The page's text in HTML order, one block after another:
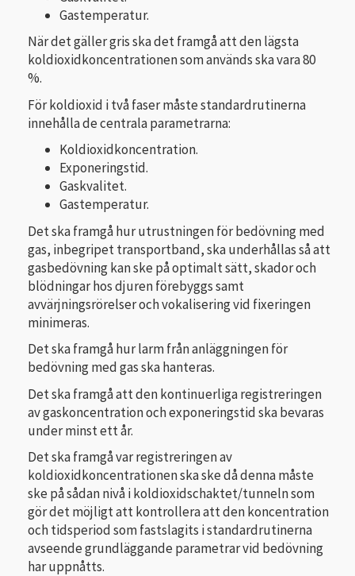
Gastemperatur.
När det gäller gris ska det framgå att den lägsta
koldioxidkoncentrationen som används ska vara 80
%.
För koldioxid i två faser måste standardrutinerna
innehålla de centrala parametrarna:
Koldioxidkoncentration.
Exponeringstid.
Gaskvalitet.
Gastemperatur.
Det ska framgå hur utrustningen för bedövning med
gas, inbegripet transportband, ska underhållas så att
gasbedövning kan ske på optimalt sätt, skador och
blödningar hos djuren förebyggs samt
avvärjningsrörelser och vokalisering vid fixeringen
minimeras.
Det ska framgå hur larm från anläggningen för
bedövning med gas ska hanteras.
Det ska framgå att den kontinuerliga registreringen
av gaskoncentration och exponeringstid ska bevaras
under minst ett år.
Det ska framgå var registreringen av
koldioxidkoncentrationen ska ske då denna måste
ske på sådan nivå i koldioxidschaktet/tunneln som
gör det möjligt att kontrollera att den koncentration
och tidsperiod som fastslagits i standardrutinerna
avseende grundläggande parametrar vid bedövning
har uppnåtts.